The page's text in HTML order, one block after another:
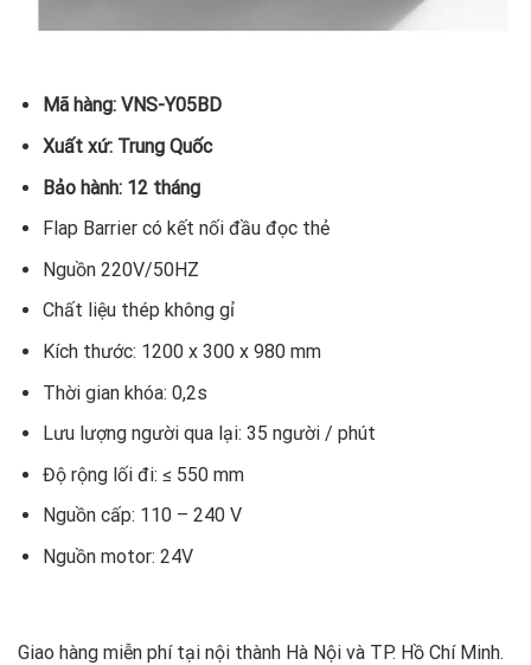
Mã hàng: VNS-Y05BD
Xuất xứ: Trung Quốc
Bảo hành: 12 tháng
Flap Barrier có kết nối đầu đọc thẻ
Nguồn 220V/50HZ
Chất liệu thép không gỉ
Kích thước: 1200 x 300 x 980 mm
Thời gian khóa: 0,2s
Lưu lượng người qua lại: 35 người / phút
Độ rộng lối đi: ≤ 550 mm
Nguồn cấp: 110 – 240 V
Nguồn motor: 24V
Giao hàng miễn phí tại nội thành Hà Nội và TP. Hồ Chí Minh.